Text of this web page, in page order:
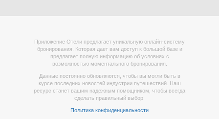
Приложение Отели предлагает уникальную онлайн-систему
бронирования. Которая дает вам доступ к большой базе и
предлагает полную информацию об условиях с
возможностью моментального бронирования.
Данные постоянно обновляются, чтобы вы могли быть в
курсе последних новостей индустрии путешествий. Наш
ресурс станет вашим надежным помощником, чтобы всегда
сделать правильный выбор.
Политика конфиденциальности